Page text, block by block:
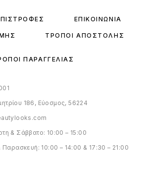
ΕΠΙΚΟΙΝΩΝΊΑ
ΤΡΌΠΟΙ ΑΠΟΣΤΟΛΉΣ
ΠΑΡΑΓΓΕΛΊΑΣ
186, Εύοσμος, 56224
& Σάββατο: 10:00 – 15:00
Παρασκευή: 10:00 – 14:00 & 17:30 – 21:00